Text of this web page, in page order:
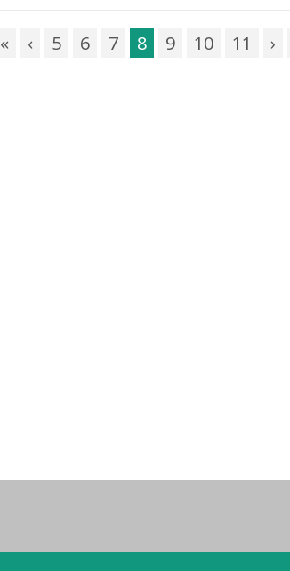
« ‹ 5 6 7 8 9 10 11 ›